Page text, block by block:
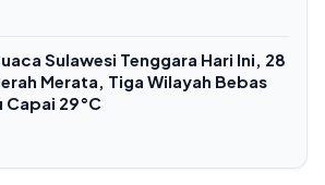
Sulawesi Tenggara Hari Ini, 28
Merata, Tiga Wilayah Bebas
Capai 29°C